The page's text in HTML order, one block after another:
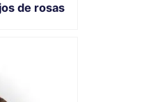
de rosas